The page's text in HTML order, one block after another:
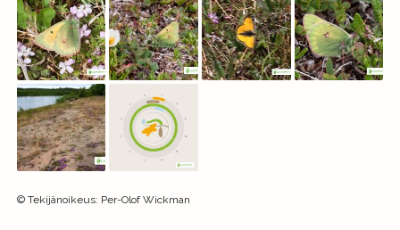
© Tekijänoikeus: Per-Olof Wickman